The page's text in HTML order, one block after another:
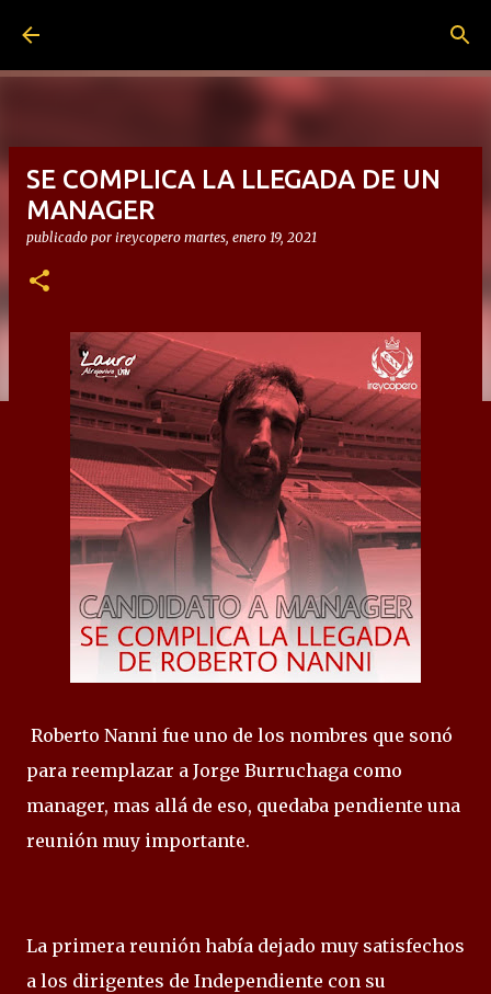
SE COMPLICA LA LLEGADA DE UN
MANAGER
publicado por ireycopero martes, enero 19, 2021
Roberto Nanni fue uno de los nombres que sonó
para reemplazar a Jorge Burruchaga como
manager, mas allá de eso, quedaba pendiente una
reunión muy importante.
La primera reunión había dejado muy satisfechos
a los dirigentes de Independiente con su